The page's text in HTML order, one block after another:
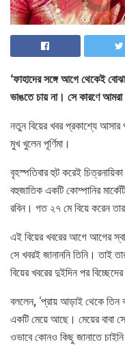
‘ফাহাদের সঙ্গে আগে থেকেই
ভাঙতে চায় না। সে কারণে আমরা
নতুন বিয়ের খবর প্রকাশ্যে আসার
মুখ খুলেন পূর্ণিমা।
বৃহস্পতিবার হুট করেই
বহুজাতিক একটি কোম্পানির
রবিন। গত ২৭ মে বিয়ে করেন
এই বিয়ের খবরের আগে আগের
সে খবরই জানাননি তিনি। তাই
বিয়ের খবরের দুইদিন পর
বললেন, ‘প্রায় আড়াই থেকে তিন
একটি মেয়ে আছে। মেয়ের বাবা
ওভাবে কোনও কিছু জানাতে